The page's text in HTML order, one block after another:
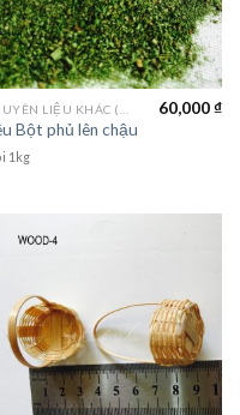
Bột phủ lên chậu
60,000₫
1kg